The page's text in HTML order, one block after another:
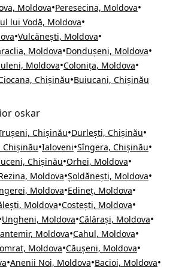
Moldova•Peresecina, Moldova•
lui Vodă, Moldova•
•Vulcănești, Moldova•
Moldova•Dondușeni, Moldova•
Moldova•Colonița, Moldova•
Chișinău•Buiucani, Chișinău
oskar
Chișinău•Durlești, Chișinău•
Chișinău•Ialoveni•Sîngera, Chișinău•
Chișinău•Orhei, Moldova•
Moldova•Șoldănești, Moldova•
Moldova•Edineț, Moldova•
Moldova•Costești, Moldova•
Ungheni, Moldova•Călărași, Moldova•
Moldova•Cahul, Moldova•
Moldova•Căușeni, Moldova•
•Anenii Noi, Moldova•Bacioi, Moldova•